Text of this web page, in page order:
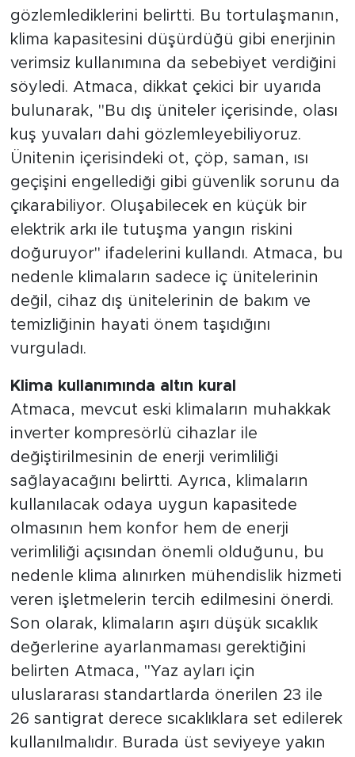
gözlemlediklerini belirtti. Bu tortulaşmanın,
klima kapasitesini düşürdüğü gibi enerjinin
verimsiz kullanımına da sebebiyet verdiğini
söyledi. Atmaca, dikkat çekici bir uyarıda
bulunarak, "Bu dış üniteler içerisinde, olası
kuş yuvaları dahi gözlemleyebiliyoruz.
Ünitenin içerisindeki ot, çöp, saman, ısı
geçişini engellediği gibi güvenlik sorunu da
çıkarabiliyor. Oluşabilecek en küçük bir
elektrik arkı ile tutuşma yangın riskini
doğuruyor" ifadelerini kullandı. Atmaca, bu
nedenle klimaların sadece iç ünitelerinin
değil, cihaz dış ünitelerinin de bakım ve
temizliğinin hayati önem taşıdığını
vurguladı.
Klima kullanımında altın kural
Atmaca, mevcut eski klimaların muhakkak
inverter kompresörlü cihazlar ile
değiştirilmesinin de enerji verimliliği
sağlayacağını belirtti. Ayrıca, klimaların
kullanılacak odaya uygun kapasitede
olmasının hem konfor hem de enerji
verimliliği açısından önemli olduğunu, bu
nedenle klima alınırken mühendislik hizmeti
veren işletmelerin tercih edilmesini önerdi.
Son olarak, klimaların aşırı düşük sıcaklık
değerlerine ayarlanmaması gerektiğini
belirten Atmaca, "Yaz ayları için
uluslararası standartlarda önerilen 23 ile
26 santigrat derece sıcaklıklara set edilerek
kullanılmalıdır. Burada üst seviyeye yakın